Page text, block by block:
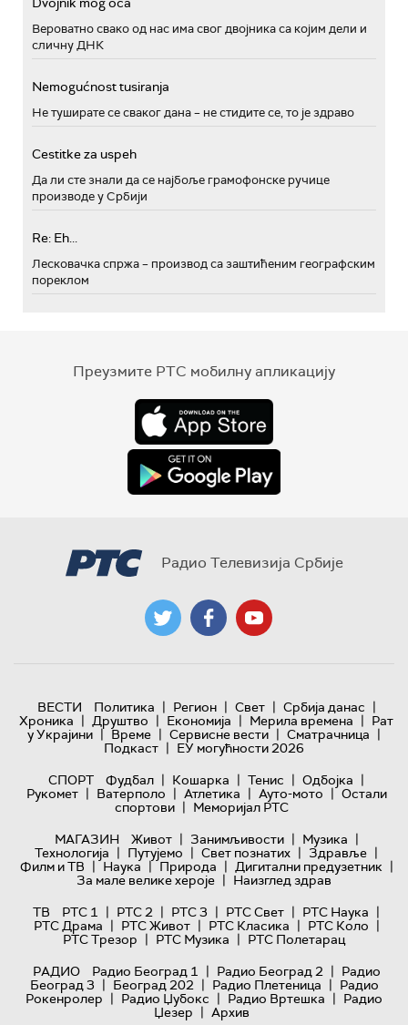
Вероватно свако од нас има свог двојника са којим дели и
сличну ДНК
Nemogućnost tusiranja
Не туширате се сваког дана – не стидите се, то је здраво
Cestitke za uspeh
Да ли сте знали да се најбоље грамофонске ручице
производе у Србији
Re: Eh...
Лесковачка спржа – производ са заштићеним географским
пореклом
Преузмите РТС мобилну апликацију
Радио Телевизија Србије
ВЕСТИ Политика | Регион | Свет | Србија данас |
Хроника | Друштво | Економија | Мерила времена | Рат
у Украјини | Време | Сервисне вести | Сматрачница |
Подкаст | ЕУ могућности 2026
СПОРТ
Фудбал | Кошарка | Тенис | Одбојка |
Рукомет | Ватерполо | Атлетика | Ауто-мото | Остали
спортови | Меморијал РТС
МАГАЗИН
Живот | Занимљивости | Музика |
Технологијa | Путујемо | Свет познатих | Здравље |
Филм и ТВ | Наука | Природа | Дигитални предузетник |
За мале велике хероје | Наизглед здрав
ТВ
РТС 1 | РТС 2 | РТС 3 | РТС Свет | РТС Наука |
РТС Драма | РТС Живот | РТС Класика | РТС Коло |
РТС Трезор | РТС Музика | РТС Полетарац
РАДИО
Радио Београд 1 | Радио Београд 2 | Радио
Београд 3 | Београд 202 | Радио Плетеница | Радио
Рокенролер | Радио Џубокс | Радио Вртешка | Радио
Џезер | Архив